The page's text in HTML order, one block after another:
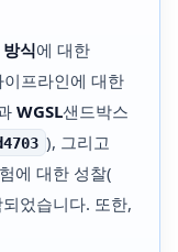
식에 대한
프라인에 대한
WGSL샌드박스
), 그리고
에 대한 성찰(
었습니다. 또한,